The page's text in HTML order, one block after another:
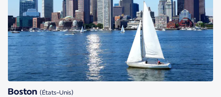
Boston
Boston (États-Unis)